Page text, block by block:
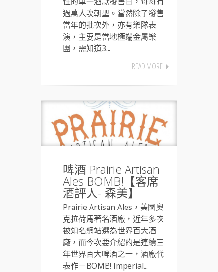
過萬人次朝聖。當然除了發售
當年的批次外，亦有樂隊表
演，主要是當地極端金屬樂
團，需知道3...
READ MORE
啤酒 Prairie Artisan
Ales BOMB!【客席
酒評人- 森美】
Prairie Artisan Ales，美國奧
克拉荷馬著名酒廠，近年多次
被知名網站選為世界百大酒
廠，而今次要介紹的是連續三
年世界百大啤酒之一，酒廠代
表作－BOMB! Imperial...